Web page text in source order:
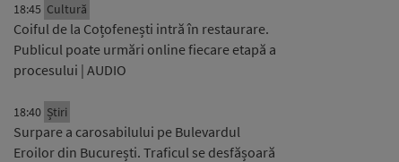
18:45 Cultură
Coiful de la Coțofenești intră în restaurare.
Publicul poate urmări online fiecare etapă a
procesului | AUDIO
18:40 Știri
Surpare a carosabilului pe Bulevardul
Eroilor din București. Traficul se desfășoară